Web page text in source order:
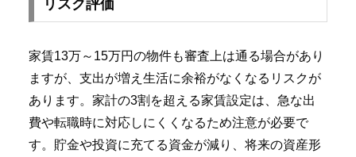
リスク評価
家賃13万～15万円の物件も審査上は通る場合があり
ますが、支出が増え生活に余裕がなくなるリスクが
あります。家計の3割を超える家賃設定は、急な出
費や転職時に対応しにくくなるため注意が必要で
す。貯金や投資に充てる資金が減り、将来の資産形